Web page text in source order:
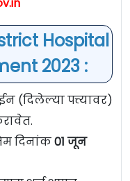
Hospital
2023 :
(दिलेल्या पत्त्यावर)
दिनांक01 जून